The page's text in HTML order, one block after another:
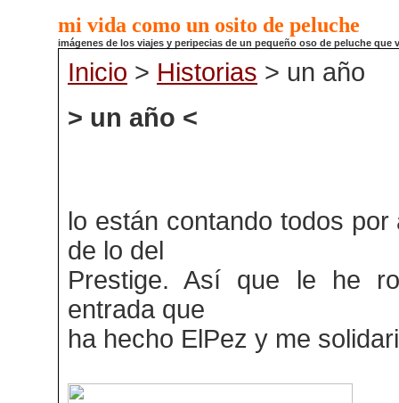
mi vida como un osito de peluche
imágenes de los viajes y peripecias de un pequeño oso de peluche
Inicio > Historias > un año
> un año <
lo están contando todos
de lo del
Prestige. Así que le he
entrada que
ha hecho ElPez y me